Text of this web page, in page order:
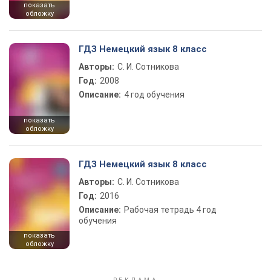
показать
обложку
показать
обложку
ГДЗ Немецкий язык 8 класс
Авторы: С. И. Сотникова
Год: 2008
Описание: 4 год обучения
показать
обложку
ГДЗ Немецкий язык 8 класс
Авторы: С. И. Сотникова
Год: 2016
Описание: Рабочая тетрадь 4 год
обучения